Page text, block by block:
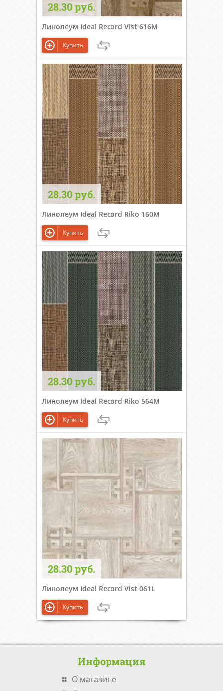
28.30 руб.
Линолеум Ideal Record Vist 616M
Купить
28.30 руб.
Линолеум Ideal Record Riko 160M
Купить
28.30 руб.
Линолеум Ideal Record Riko 564M
Купить
28.30 руб.
Линолеум Ideal Record Vist 061L
Купить
Информация
О магазине